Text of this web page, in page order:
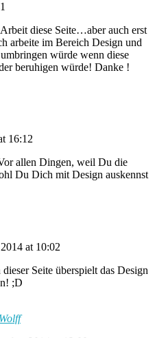
diese Seite…aber auch erst
arbeite im Bereich Design und
würde wenn diese
beruhigen würde! Danke !
16:12
allen Dingen, weil Du die
Du Dich mit Design auskennst
at 10:02
Seite überspielt das Design
;D